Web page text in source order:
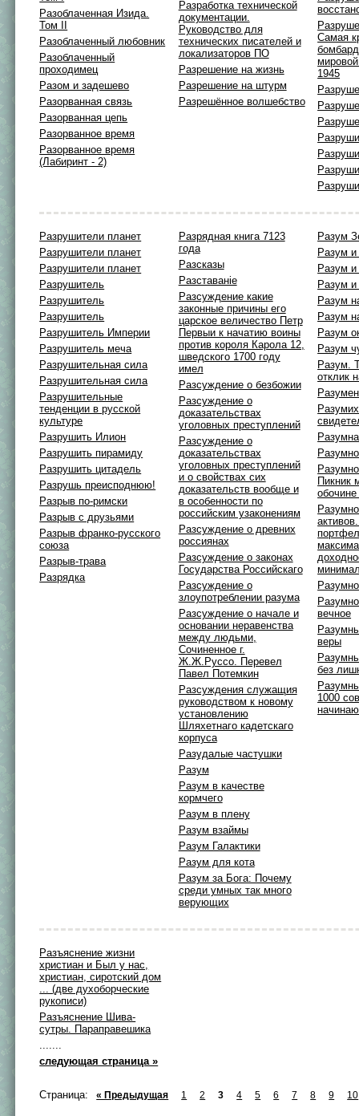
Разоблаченная Изида.
Том II
Разоблаченный любовник
Разоблаченный
проходимец
Разом и задешево
Разорванная связь
Разорванная цепь
Разорванное время
Разорванное время
(Лабиринт - 2)
Разработка технической
документации.
Руководство для
технических писателей и
локализаторов ПО
Разрешение на жизнь
Разрешение на штурм
Разрешённое волшебство
Самая
1945
Разрушители планет
Разрушители планет
Разрушители планет
Разрушитель
Разрушитель
Разрушитель
Разрушитель Империи
Разрушитель меча
Разрушительная сила
Разрушительная сила
Разрушительные
тенденции в русской
культуре
Разрушить Илион
Разрушить пирамиду
Разрушить цитадель
Разрушь преисподнюю!
Разрыв по-римски
Разрыв с друзьями
Разрыв франко-русского
союза
Разрыв-трава
Разрядка
Разрядная книга 7123
года
Разсказы
Разставанiе
Разсуждение какие
законные причины его
царское величество Петр
Первыи к начатию воины
против короля Карола 12,
шведского 1700 году
имел
Разсуждение о безбожии
Разсуждение о
доказательствах
уголовных преступлений
Разсуждение о
доказательствах
уголовных преступлений
и о свойствах сих
доказательств вообще и
в особенности по
российским узаконениям
Разсуждение о древних
россиянах
Разсуждение о законах
Государства Российскаго
Разсуждение о
злоупотреблении разума
Разсуждение о начале и
основании неравенства
между людьми,
Сочиненное г.
Ж.Ж.Руссо. Перевел
Павел Потемкин
Разсуждения служащия
руководством к новому
установлению
Шляхетнаго кадетскаго
корпуса
Разудалые частушки
Разум
Разум в качестве
кормчего
Разум в плену
Разум взаймы
Разум Галактики
Разум для кота
Разум за Бога: Почему
среди умных так много
верующих
Разум
Разум
Разум
Разум и
Разум
Разум
Разум
Разум
Разум.
отклик
Пикник
вечное
веры
без
1000
Разъяснение жизни
христиан и Был у нас,
христиан, сиротский дом
... (две духоборческие
рукописи)
Разъяснение Шива-
сутры. Параправешика
.......
следующая страница »
Страница: « Предыдущая 1 2 3 4 5 6 7 8 9 10